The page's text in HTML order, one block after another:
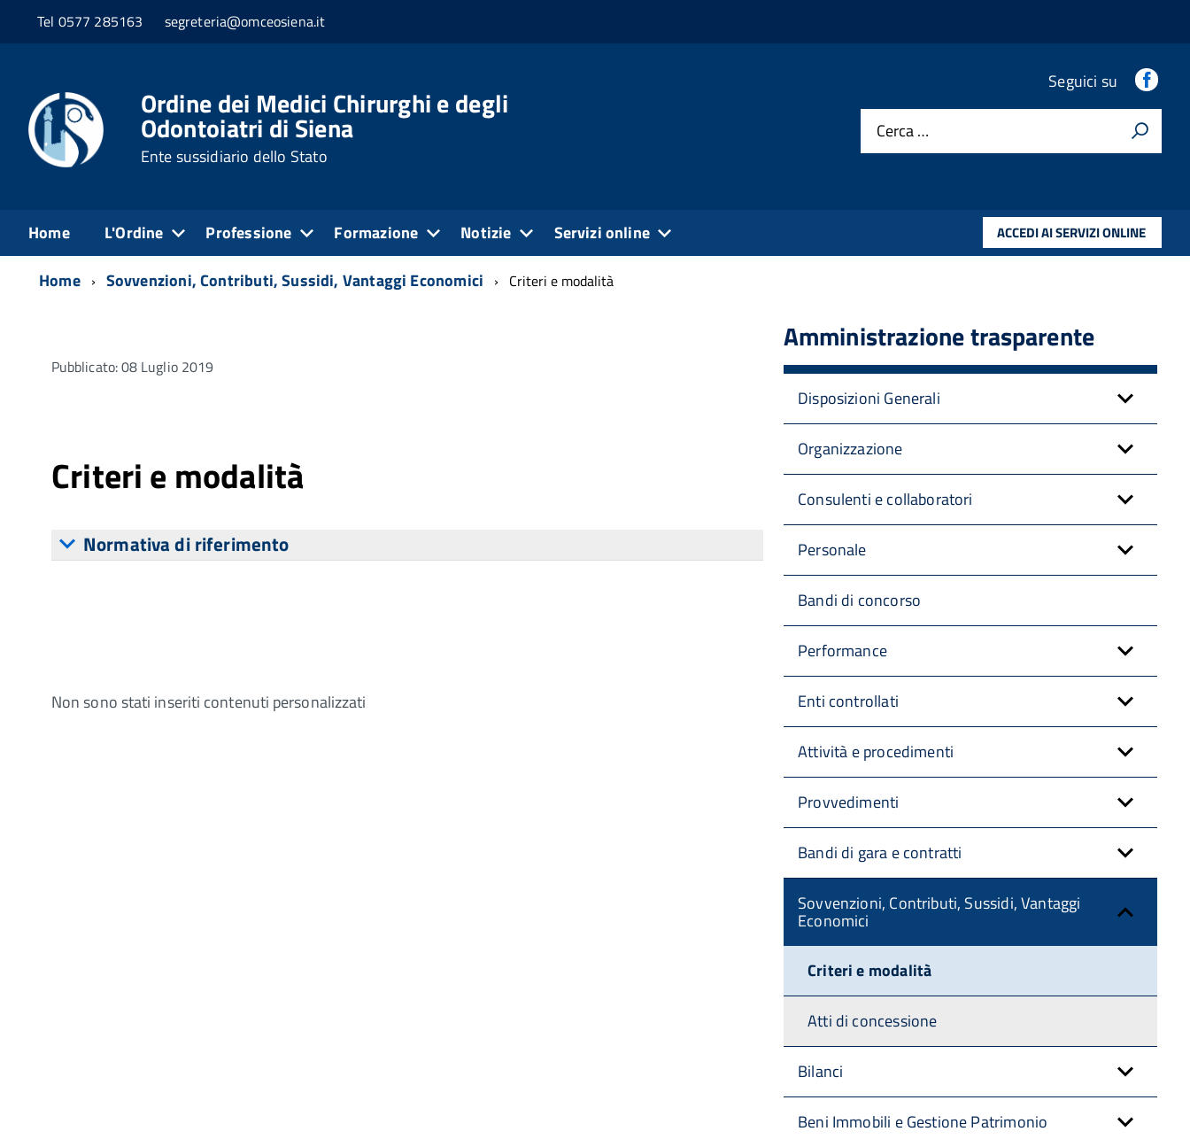
Tel 0577 285163 segreteria@omceosiena.it
Ordine dei Medici Chirurghi e degli
Odontoiatri di Siena
Ente sussidiario dello Stato
Seguici su
Cerca …
Home L'Ordine Professione Formazione Notizie Servizi online ACCEDI AI SERVIZI ONLINE
Home Sovvenzioni, Contributi, Sussidi, Vantaggi Economici Criteri e modalità
Pubblicato: 08 Luglio 2019
Criteri e modalità
Normativa di riferimento
Non sono stati inseriti contenuti personalizzati
Amministrazione trasparente
Disposizioni Generali
Organizzazione
Consulenti e collaboratori
Personale
Bandi di concorso
Performance
Enti controllati
Attività e procedimenti
Provvedimenti
Bandi di gara e contratti
Sovvenzioni, Contributi, Sussidi, Vantaggi
Economici
Criteri e modalità
Atti di concessione
Bilanci
Beni Immobili e Gestione Patrimonio